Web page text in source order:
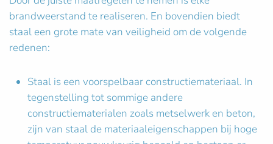
brandweerstand te realiseren. En bovendien biedt
staal een grote mate van veiligheid om de volgende
redenen:
Staal is een voorspelbaar constructiemateriaal. In
tegenstelling tot sommige andere
constructiematerialen zoals metselwerk en beton,
zijn van staal de materiaaleigenschappen bij hoge